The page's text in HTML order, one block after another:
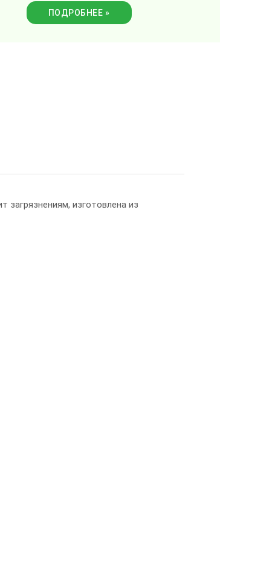
ПОДРОБНЕЕ »
изготовлена из